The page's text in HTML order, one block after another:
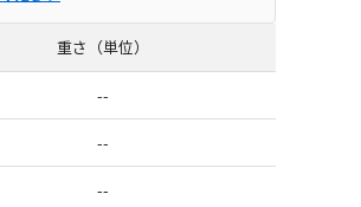
重さ（単位）
--
--
--